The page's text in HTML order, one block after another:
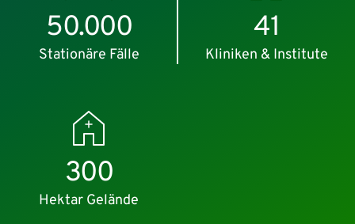
50.000
Stationäre Fälle
41
Kliniken & Institute
300
Hektar Gelände